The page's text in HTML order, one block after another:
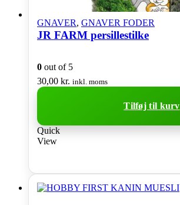
GNAVER, GNAVER FODER
JR FARM persillestilke
0 out of 5
30,00 kr. inkl. moms
Tilføj til kurv
Quick
View